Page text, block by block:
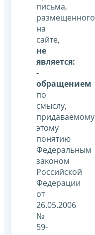
письма,
размещенного
на
сайте,
не
является:
-
обращением
по
смыслу,
придаваемому
этому
понятию
Федеральным
законом
Российской
Федерации
от
26.05.2006
№
59-